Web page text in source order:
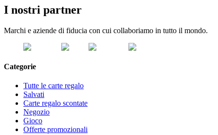
I nostri partner
Marchi e aziende di fiducia con cui collaboriamo in tutto il mondo.
Categorie
Tutte le carte regalo
Salvati
Carte regalo scontate
Negozio
Gioco
Offerte promozionali